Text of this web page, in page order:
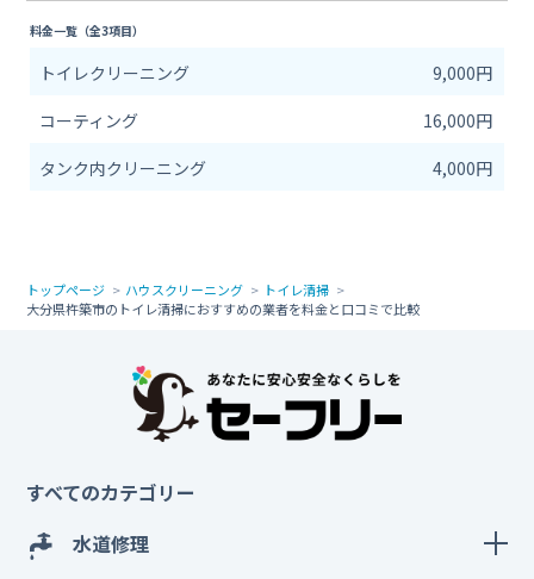
料金一覧（全3項目）
トイレクリーニング
9,000円
コーティング
16,000円
タンク内クリーニング
4,000円
トップページ ハウスクリーニング
トイレ清掃
大分県杵築市のトイレ清掃におすすめの業者を料金と口コミで比較
すべてのカテゴリー
水道修理